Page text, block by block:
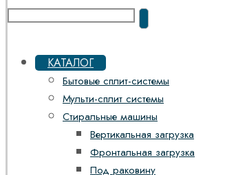
КАТАЛОГ
Бытовые сплит-системы
Мульти-сплит системы
Стиральные машины
Вертикальная загрузка
Фронтальная загрузка
Под раковину